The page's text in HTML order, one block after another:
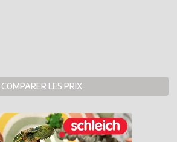
COMPARER LES PRIX